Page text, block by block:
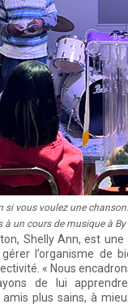
si vous voulez une
à un cours de musique à By
Shelly Ann, est
l’organisme de
« Nous
de lui
plus sains, à